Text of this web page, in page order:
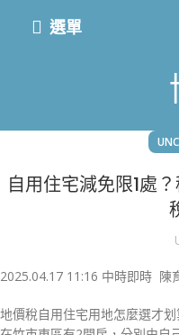
選單
自用住宅減免限1處
2025.04.17 11:16 中時即時 陳
地價稅自用住宅用地怎麼選才